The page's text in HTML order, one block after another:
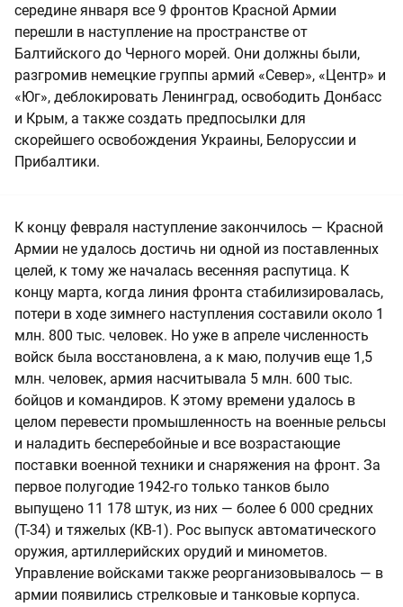
середине января все 9 фронтов Красной Армии
перешли в наступление на пространстве от
Балтийского до Черного морей. Они должны были,
разгромив немецкие группы армий «Север», «Центр» и
«Юг», деблокировать Ленинград, освободить Донбасс
и Крым, а также создать предпосылки для
скорейшего освобождения Украины, Белоруссии и
Прибалтики.
К концу февраля наступление закончилось — Красной
Армии не удалось достичь ни одной из поставленных
целей, к тому же началась весенняя распутица. К
концу марта, когда линия фронта стабилизировалась,
потери в ходе зимнего наступления составили около 1
млн. 800 тыс. человек. Но уже в апреле численность
войск была восстановлена, а к маю, получив еще 1,5
млн. человек, армия насчитывала 5 млн. 600 тыс.
бойцов и командиров. К этому времени удалось в
целом перевести промышленность на военные рельсы
и наладить бесперебойные и все возрастающие
поставки военной техники и снаряжения на фронт. За
первое полугодие 1942-го только танков было
выпущено 11 178 штук, из них — более 6 000 средних
(Т-34) и тяжелых (КВ-1). Рос выпуск автоматического
оружия, артиллерийских орудий и минометов.
Управление войсками также реорганизовывалось — в
армии появились стрелковые и танковые корпуса.